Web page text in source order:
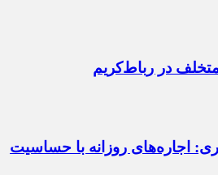
اجاره‌های روزانه با حساسیت